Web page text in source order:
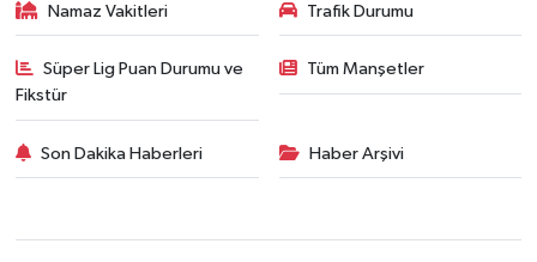
Namaz Vakitleri Trafik Durumu
Süper Lig Puan Durumu ve
Fikstür
Tüm Manşetler
Son Dakika Haberleri Haber Arşivi